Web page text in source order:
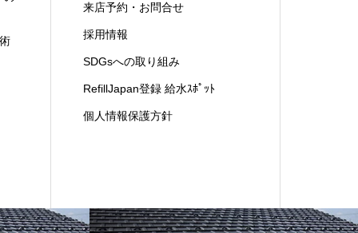
来店予約・お問合せ
採用情報
SDGsへの取り組み
RefillJapan登録 給水ｽﾎﾟｯﾄ
個人情報保護方針